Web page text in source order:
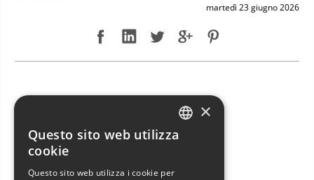
martedì 23 giugno 2026
×
Questo sito web utilizza
cookie
Questo sito web utilizza i cookie per